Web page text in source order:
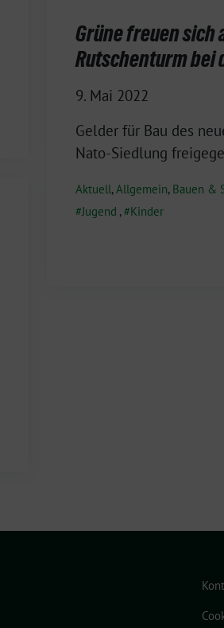
Grüne freuen
Rutschenturm bei
9. Mai 2022
Gelder für Bau des
Nato-Siedlung
Aktuell,Allgemein, Bauen &
Jugend , Kinder